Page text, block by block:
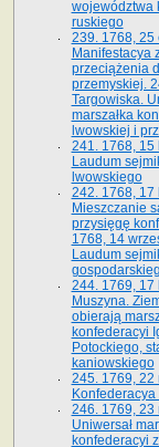
wo­jewództwa
ruskiego
239. 1768, 25
Manifestacya
przeciążenia
przemyskiej.
Targowiska.
marszałka
lwowskiej i
241. 1768, 15
Laudum
lwowskiego
242. 1768, 17
Mieszczanie
przysięgę
1768, 14
Laudum
244. 1769, 17
Muszyna.
obierają
konfederacyi
Potockiego,
kaniowskiego
245. 1769, 22
246. 1769, 23
Uniwersał
konfederacyi